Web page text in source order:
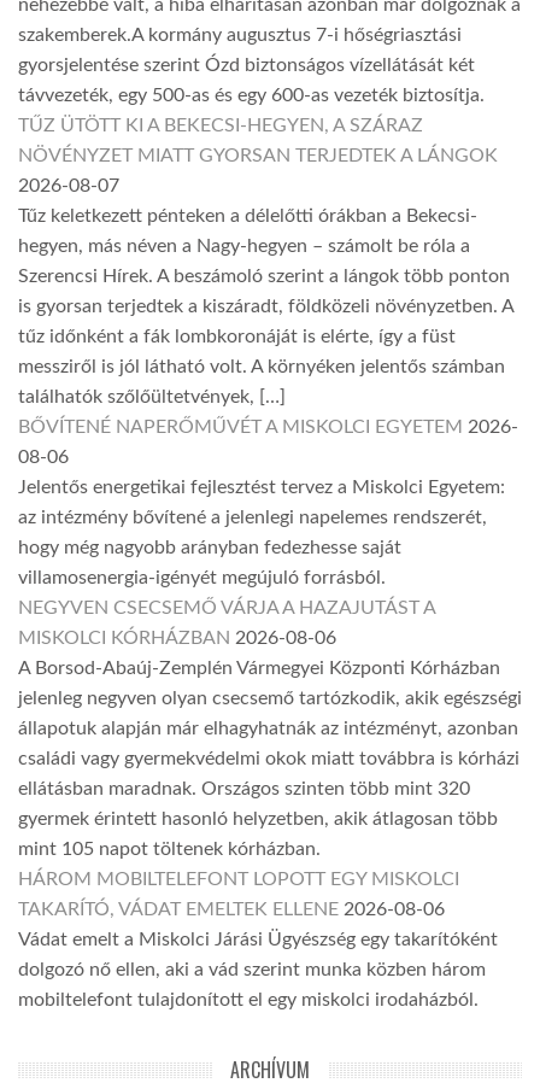
nehezebbé vált, a hiba elhárításán azonban már dolgoznak a
szakemberek.A kormány augusztus 7-i hőségriasztási
gyorsjelentése szerint Ózd biztonságos vízellátását két
távvezeték, egy 500-as és egy 600-as vezeték biztosítja.
TŰZ ÜTÖTT KI A BEKECSI-HEGYEN, A SZÁRAZ
NÖVÉNYZET MIATT GYORSAN TERJEDTEK A LÁNGOK
2026-08-07
Tűz keletkezett pénteken a délelőtti órákban a Bekecsi-
hegyen, más néven a Nagy-hegyen – számolt be róla a
Szerencsi Hírek. A beszámoló szerint a lángok több ponton
is gyorsan terjedtek a kiszáradt, földközeli növényzetben. A
tűz időnként a fák lombkoronáját is elérte, így a füst
messziről is jól látható volt. A környéken jelentős számban
találhatók szőlőültetvények, […]
BŐVÍTENÉ NAPERŐMŰVÉT A MISKOLCI EGYETEM 2026-
08-06
Jelentős energetikai fejlesztést tervez a Miskolci Egyetem:
az intézmény bővítené a jelenlegi napelemes rendszerét,
hogy még nagyobb arányban fedezhesse saját
villamosenergia-igényét megújuló forrásból.
NEGYVEN CSECSEMŐ VÁRJA A HAZAJUTÁST A
MISKOLCI KÓRHÁZBAN 2026-08-06
A Borsod-Abaúj-Zemplén Vármegyei Központi Kórházban
jelenleg negyven olyan csecsemő tartózkodik, akik egészségi
állapotuk alapján már elhagyhatnák az intézményt, azonban
családi vagy gyermekvédelmi okok miatt továbbra is kórházi
ellátásban maradnak. Országos szinten több mint 320
gyermek érintett hasonló helyzetben, akik átlagosan több
mint 105 napot töltenek kórházban.
HÁROM MOBILTELEFONT LOPOTT EGY MISKOLCI
TAKARÍTÓ, VÁDAT EMELTEK ELLENE 2026-08-06
Vádat emelt a Miskolci Járási Ügyészség egy takarítóként
dolgozó nő ellen, aki a vád szerint munka közben három
mobiltelefont tulajdonított el egy miskolci irodaházból.
ARCHÍVUM